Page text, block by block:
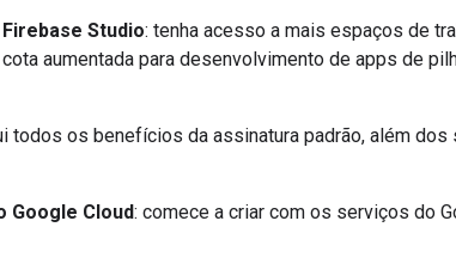
Studio: tenha acesso a mais espaços de
aumentada para desenvolvimento de apps de
todos os benefícios da assinatura padrão, além
Google Cloud: comece a criar com os serviços do